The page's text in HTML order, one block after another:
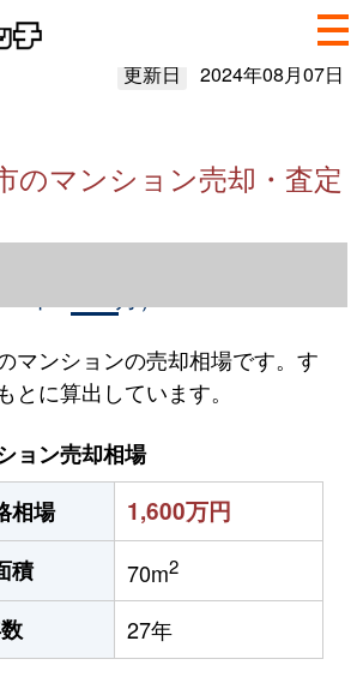
更新日 2024年08月07日
のマンション売却・査定
マンション売却情報（2023
マンションの売却相場です。す
とに算出しています。
ョン売却相場
相場
1,600万円
積 70m2
27年